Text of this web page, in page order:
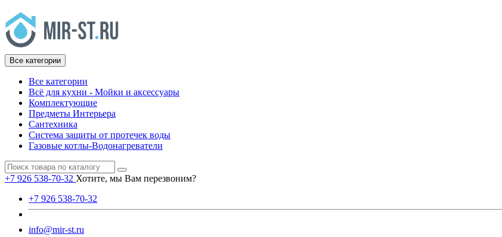
Все категории
Все категории
Всё для кухни - Мойки и аксессуары
Комплектующие
Предметы Интерьера
Сантехника
Система защиты от протечек воды
Газовые котлы-Водонагреватели
+7 926 538-70-32 Хотите, мы Вам перезвоним?
+7 926 538-70-32
info@mir-st.ru